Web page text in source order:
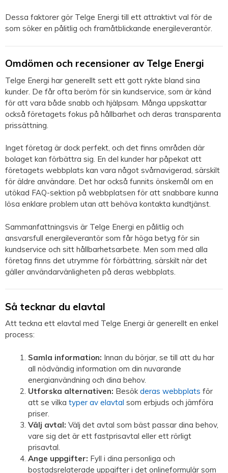
Dessa faktorer gör Telge Energi till ett attraktivt val för de
som söker en pålitlig och framåtblickande energileverantör.
Omdömen och recensioner av Telge Energi
Telge Energi har generellt sett ett gott rykte bland sina
kunder. De får ofta beröm för sin kundservice, som är känd
för att vara både snabb och hjälpsam. Många uppskattar
också företagets fokus på hållbarhet och deras transparenta
prissättning.
Inget företag är dock perfekt, och det finns områden där
bolaget kan förbättra sig. En del kunder har påpekat att
företagets webbplats kan vara något svårnavigerad, särskilt
för äldre användare. Det har också funnits önskemål om en
utökad FAQ-sektion på webbplatsen för att snabbare kunna
lösa enklare problem utan att behöva kontakta kundtjänst.
Sammanfattningsvis är Telge Energi en pålitlig och
ansvarsfull energileverantör som får höga betyg för sin
kundservice och sitt hållbarhetsarbete. Men som med alla
företag finns det utrymme för förbättring, särskilt när det
gäller användarvänligheten på deras webbplats.
Så tecknar du elavtal
Att teckna ett elavtal med Telge Energi är generellt en enkel
process:
Samla information: Innan du börjar, se till att du har
all nödvändig information om din nuvarande
energianvändning och dina behov.
Utforska alternativen: Besök deras webbplats för
att se vilka typer av elavtal som erbjuds och jämföra
priser.
Välj avtal: Välj det avtal som bäst passar dina behov,
vare sig det är ett fastprisavtal eller ett rörligt
prisavtal.
Ange uppgifter: Fyll i dina personliga och
bostadsrelaterade uppgifter i det onlineformulär som